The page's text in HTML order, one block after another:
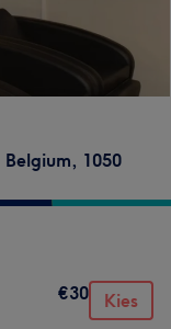
Belgium, 1050
€30 Kies